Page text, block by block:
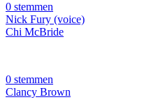
0 stemmen
Nick Fury (voice)
Chi McBride
0 stemmen
Clancy Brown